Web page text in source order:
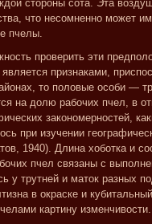
стороны сота. Эта
что несомненно может
пчелы.
проверить эти
признаками,
то половые особи —
на долю рабочих пчел, в
закономерностей,
при изучении
1940). Длина хоботка и
пчел связаны с
у трутней и маток разных
в окраске и
картину изменчивости.